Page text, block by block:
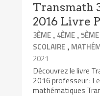
Transmath
2016 Livre
3ÈME , 4ÈME ,5ÈME
SCOLAIRE ,
2021
Découvrez le livre
2016 professeur :
mathématiques